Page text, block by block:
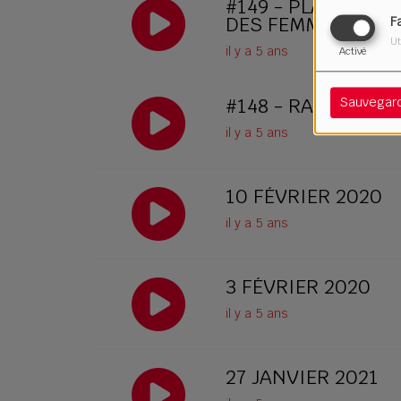
Activé
#149 - PLAYLIST :
DES FEMMES - 10
il y a 5 ans
#148 - RADIUM
il y a 5 ans
10 FÉVRIER 2020
il y a 5 ans
3 FÉVRIER 2020
il y a 5 ans
27 JANVIER 2021